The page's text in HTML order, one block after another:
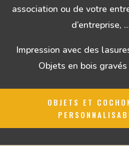
association ou de votre
d’entreprise,
Impression avec des
Objets en bois
OBJETS ET